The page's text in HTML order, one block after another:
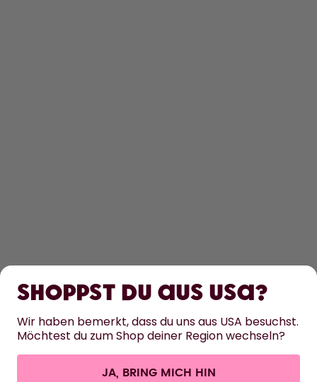
KONTAKT
Cookie-Einstellungen AGB Datenschutz
Shoppst du aus USA?
Wir haben bemerkt, dass du uns aus USA besuchst.
Möchtest du zum Shop deiner Region wechseln?
JA, BRING MICH HIN